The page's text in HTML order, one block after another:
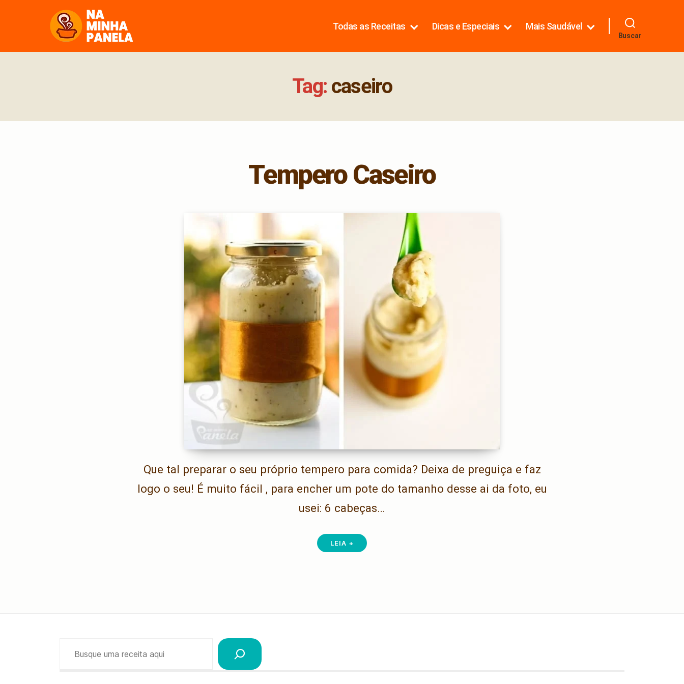
Todas as Receitas Dicas e Especiais Mais Saudável
Buscar
Tag: caseiro
Tempero Caseiro
Que tal preparar o seu próprio tempero para comida? Deixa de preguiça e faz
logo o seu! É muito fácil , para encher um pote do tamanho desse ai da foto, eu
usei: 6 cabeças…
LEIA +